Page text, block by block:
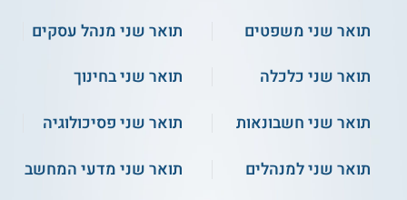
למידע נוסף לחצו: המכללה לחינוך ע"ש דוד ילין
תואר שני משפטים
תואר שני מנהל עסקים
תואר שני כלכלה
תואר שני בחינוך
תואר שני חשבונאות
תואר שני פסיכולוגיה
תואר שני למנהלים
תואר שני מדעי המחשב